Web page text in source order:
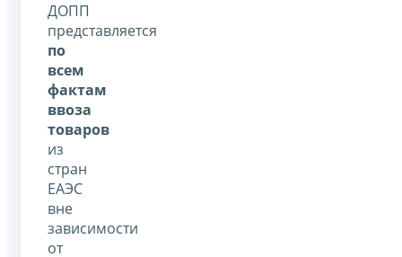
ДОПП
представляется
по
всем
фактам
ввоза
товаров
из
стран
ЕАЭС
вне
зависимости
от